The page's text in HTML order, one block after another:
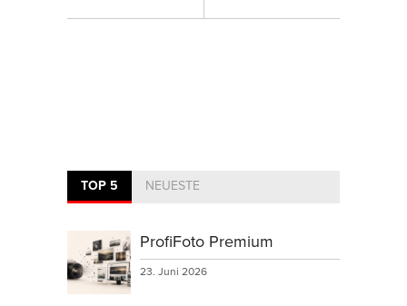
TOP 5 NEUESTE
ProfiFoto Premium
23. Juni 2026